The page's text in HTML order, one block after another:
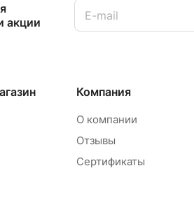
акции
Компания
О компании
Отзывы
Сертификаты